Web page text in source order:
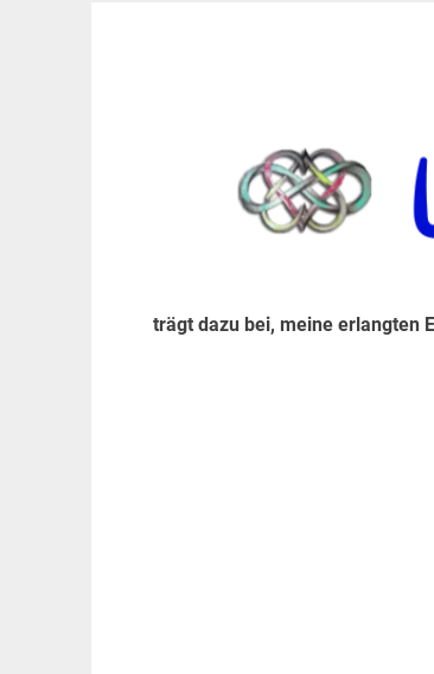
trägt dazu bei, meine erlangten